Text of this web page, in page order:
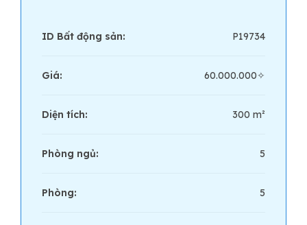
ID Bất động sản: P19734
Giá: 60.000.000✧
Diện tích: 300 m²
Phòng ngủ: 5
Phòng: 5